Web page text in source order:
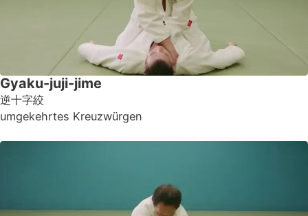
Gyaku-juji-jime
逆十字絞
umgekehrtes Kreuzwürgen